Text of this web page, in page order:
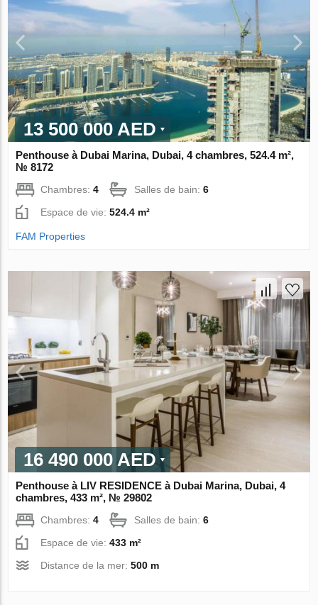
13 500 000 AED
Penthouse à Dubai Marina, Dubai, 4 chambres, 524.4 m²,
№ 8172
Chambres:4 Salles de bain:6
Espace de vie:524.4 m²
FAM Properties
16 490 000 AED
Penthouse à LIV RESIDENCE à Dubai Marina, Dubai, 4
chambres, 433 m², № 29802
Chambres:4 Salles de bain:6
Espace de vie:433 m²
Distance de la mer:500 m